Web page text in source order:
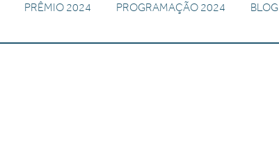
PRÊMIO 2024 PROGRAMAÇÃO 2024 BLOG